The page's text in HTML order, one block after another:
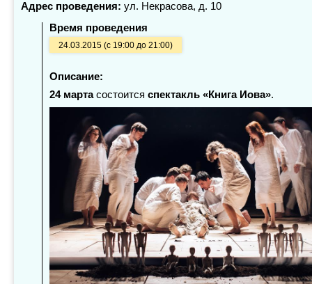
Адрес проведения: ул. Некрасова, д. 10
Время проведения
24.03.2015 (с 19:00 до 21:00)
Описание:
24 мартасостоится спектакль «Книга Иова».